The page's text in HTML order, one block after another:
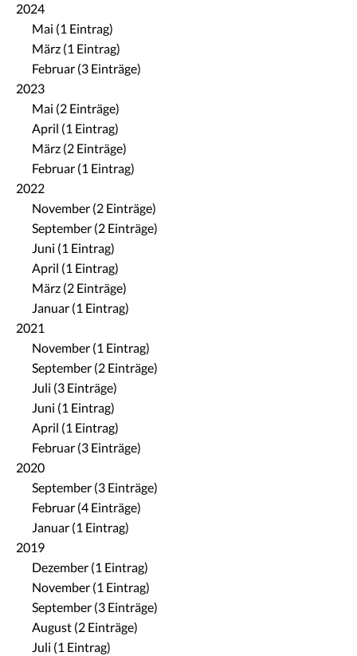
2024
Mai (1 Eintrag)
März (1 Eintrag)
Februar (3 Einträge)
2023
Mai (2 Einträge)
April (1 Eintrag)
März (2 Einträge)
Februar (1 Eintrag)
2022
November (2 Einträge)
September (2 Einträge)
Juni (1 Eintrag)
April (1 Eintrag)
März (2 Einträge)
Januar (1 Eintrag)
2021
November (1 Eintrag)
September (2 Einträge)
Juli (3 Einträge)
Juni (1 Eintrag)
April (1 Eintrag)
Februar (3 Einträge)
2020
September (3 Einträge)
Februar (4 Einträge)
Januar (1 Eintrag)
2019
Dezember (1 Eintrag)
November (1 Eintrag)
September (3 Einträge)
August (2 Einträge)
Juli (1 Eintrag)